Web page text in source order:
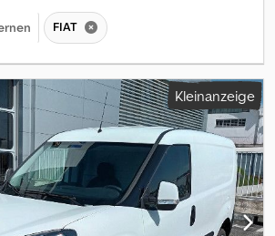
FIAT
Kleinanzeige